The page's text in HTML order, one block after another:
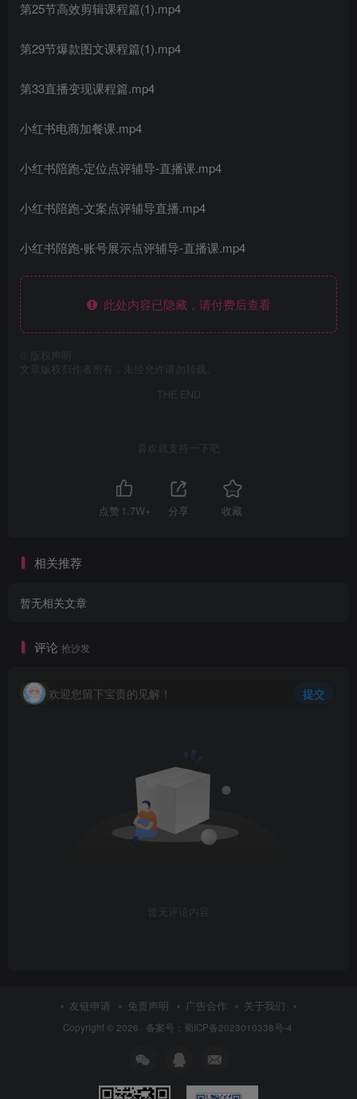
第25节高效剪辑课程篇(1).mp4
第29节爆款图文课程篇(1).mp4
第33直播变现课程篇.mp4
小红书电商加餐课.mp4
小红书陪跑-定位点评辅导-直播课.mp4
小红书陪跑-文案点评辅导直播.mp4
小红书陪跑-账号展示点评辅导-直播课.mp4
此处内容已隐藏，请付费后查看
版权声明
文章版权归作者所有，未经允许请勿转载。
THE END
喜欢就支持一下吧
点赞 1.7W+ 分享 收藏
相关推荐
暂无相关文章
评论 抢沙发
欢迎您留下宝贵的见解！ 提交
暂无评论内容
友链申请 免责声明 广告合作 关于我们
Copyright © 2026 · 备案号：蜀ICP备2023010338号-4